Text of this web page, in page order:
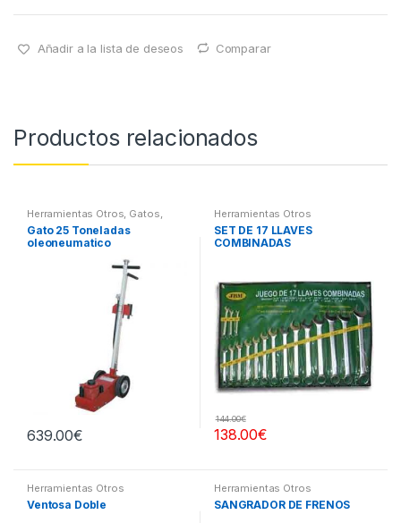
Añadir a la lista de deseos Comparar
Productos relacionados
Herramientas Otros, Gatos,
Soportes y Hidraulica
Gato 25 Toneladas
oleoneumatico
639.00€
Herramientas Otros
SET DE 17 LLAVES
COMBINADAS
138.00€
144.00€
Herramientas Otros
Ventosa Doble
Herramientas Otros
SANGRADOR DE FRENOS